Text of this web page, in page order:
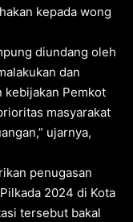
kepada wong
diundang oleh
dan
kebijakan Pemkot
masyarakat
ujarnya,
penugasan
2024 di Kota
tersebut bakal